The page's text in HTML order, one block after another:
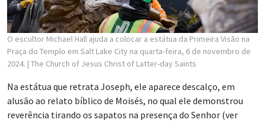
O escultor Michael Hall ajuda a colocar a estátua da Primeira Visão na
Praça do Templo em Salt Lake City na quarta-feira, 6 de novembro de
2024. | The Church of Jesus Christ of Latter-day Saints
Na estátua que retrata Joseph, ele aparece descalço, em
alusão ao relato bíblico de Moisés, no qual ele demonstrou
reverência tirando os sapatos na presença do Senhor (ver